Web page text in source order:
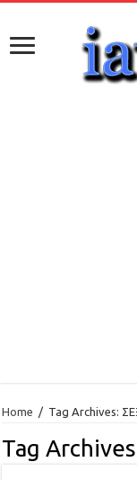
Home / Tag Archives:
Tag